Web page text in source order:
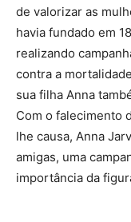
de valorizar as
havia fundado em
realizando
contra a
sua filha Anna
Com o falecimento
lhe causa, Anna
amigas, uma
importância da